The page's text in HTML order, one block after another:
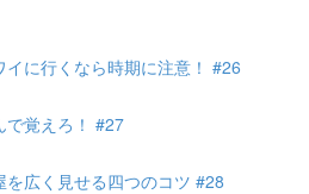
イに行くなら時期に注意！ #26
で覚えろ！ #27
を広く見せる四つのコツ #28